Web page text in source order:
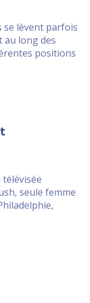
se lèvent parfois
au long des
positions
télévisée
seule femme